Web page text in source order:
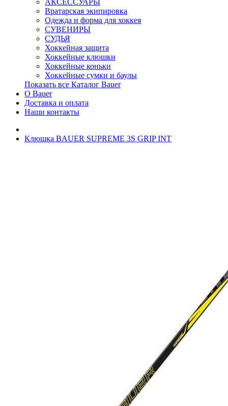
Вратарская экипировка
Одежда и форма для хоккея
СУВЕНИРЫ
СУДЬЯ
Хоккейная защита
Хоккейные клюшки
Хоккейные коньки
Хоккейные сумки и баулы
Показать все Каталог Bauer
О Bauer
Доставка и оплата
Наши контакты
Клюшка BAUER SUPREME 3S GRIP INT